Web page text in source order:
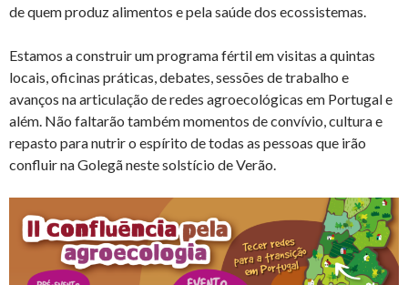
de quem produz alimentos e pela saúde dos ecossistemas.
Estamos a construir um programa fértil em visitas a quintas
locais, oficinas práticas, debates, sessões de trabalho e
avanços na articulação de redes agroecológicas em Portugal e
além. Não faltarão também momentos de convívio, cultura e
repasto para nutrir o espírito de todas as pessoas que irão
confluir na Golegã neste solstício de Verão.